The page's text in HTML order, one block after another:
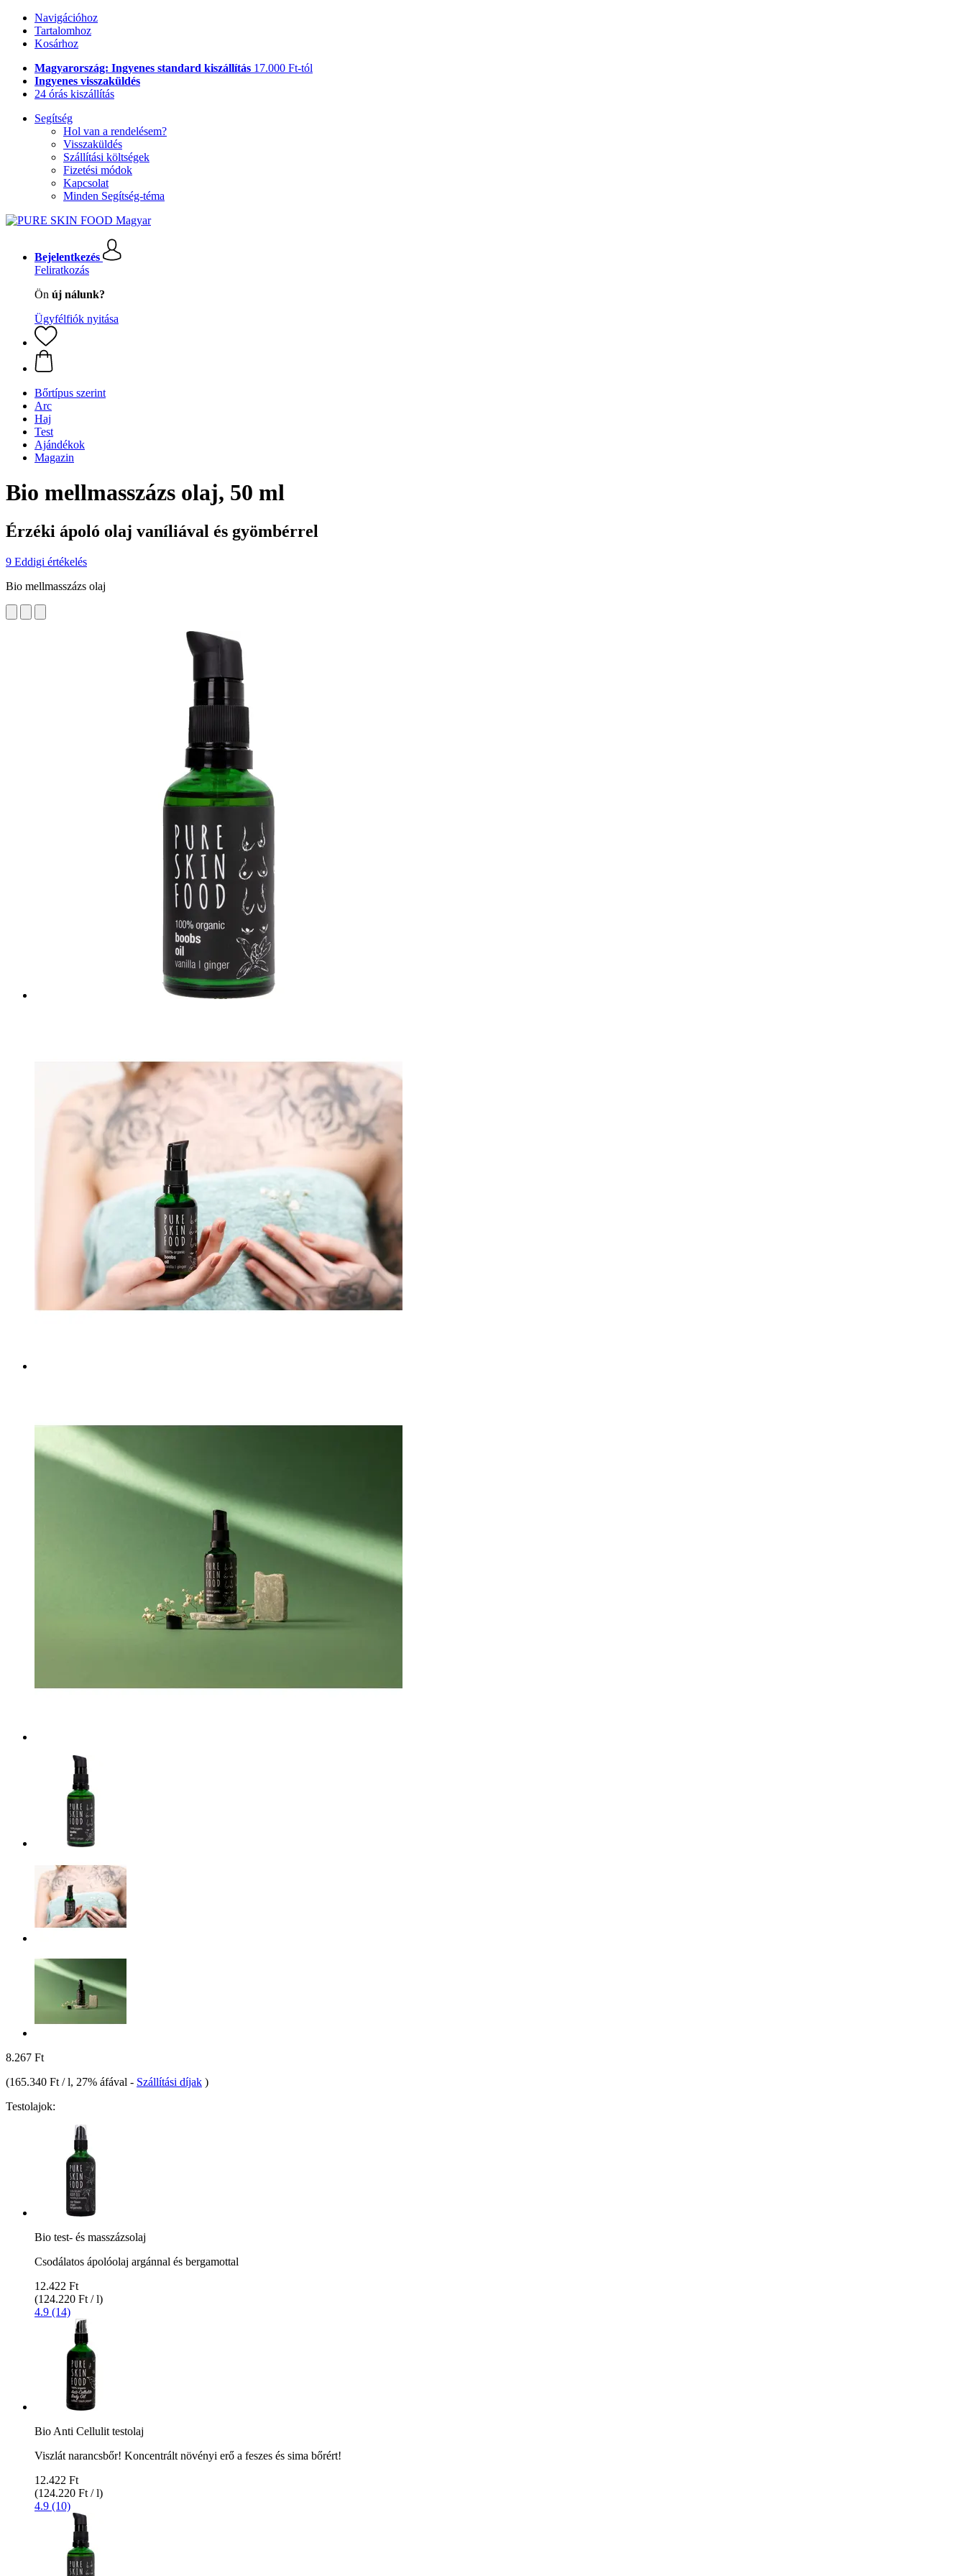
Navigációhoz
Tartalomhoz
Kosárhoz
Magyarország: Ingyenes standard kiszállítás 17.000 Ft-tól
Ingyenes visszaküldés
24 órás kiszállítás
Segítség
Hol van a rendelésem?
Visszaküldés
Szállítási költségek
Fizetési módok
Kapcsolat
Minden Segítség-téma
Bejelentkezés
Feliratkozás
Ön új nálunk?
Ügyfélfiók nyitása
Bőrtípus szerint
Arc
Haj
Test
Ajándékok
Magazin
Bio mellmasszázs olaj, 50 ml
Érzéki ápoló olaj vaníliával és gyömbérrel
9 Eddigi értékelés
Bio mellmasszázs olaj
8.267 Ft
(165.340 Ft / l, 27% áfával - Szállítási díjak )
Testolajok:
Bio test- és masszázsolaj
Csodálatos ápolóolaj argánnal és bergamottal
12.422 Ft
(124.220 Ft / l)
4.9 (14)
Bio Anti Cellulit testolaj
Viszlát narancsbőr! Koncentrált növényi erő a feszes és sima bőrért!
12.422 Ft
(124.220 Ft / l)
4.9 (10)